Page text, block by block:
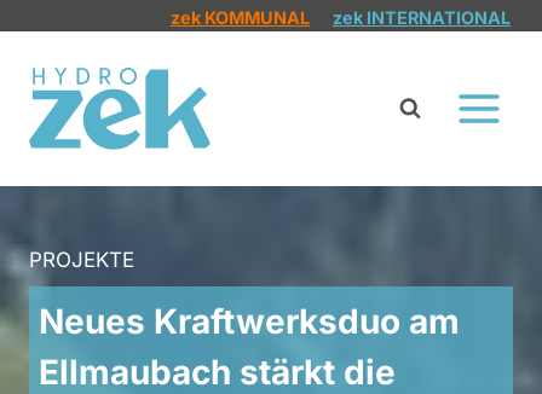
springen
zek KOMMUNAL zek INTERNATIONAL
PROJEKTE
Neues Kraftwerksduo am
Ellmaubach stärkt die